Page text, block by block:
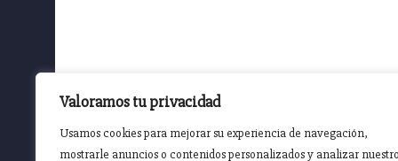
Valoramos tu privacidad
Usamos cookies para mejorar su experiencia de navegación,
mostrarle anuncios o contenidos personalizados y analizar